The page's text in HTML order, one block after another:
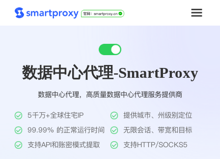
套餐购买
解决方案
工具
帮助中心
数据中心代理-SmartProxy
数据中心代理，高质量数据中心代理服务提供商
5千万+全球住宅IP
提供城市、州级别定位
99.99% 的正常运行时间
无限会话、带宽和目标
支持API和账密模式提取
支持HTTP/SOCKS5